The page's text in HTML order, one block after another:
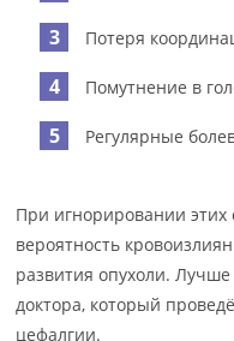
Потеря
Помутнение в
Регулярные
При игнорировании этих
вероятность
развития опухоли.
доктора, который
цефалгии.